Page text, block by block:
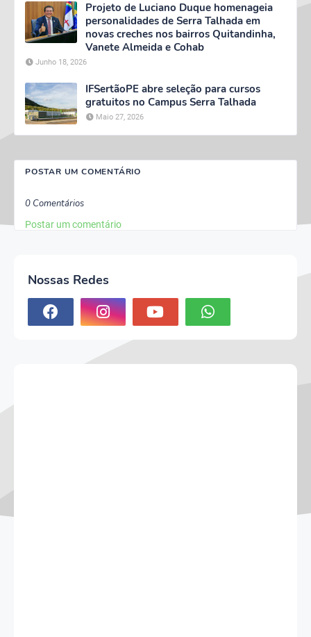
Projeto de Luciano Duque homenageia
personalidades de Serra Talhada em
novas creches nos bairros Quitandinha,
Vanete Almeida e Cohab
Junho 18, 2026
IFSertãoPE abre seleção para cursos
gratuitos no Campus Serra Talhada
Maio 27, 2026
POSTAR UM COMENTÁRIO
0 Comentários
Postar um comentário
Nossas Redes